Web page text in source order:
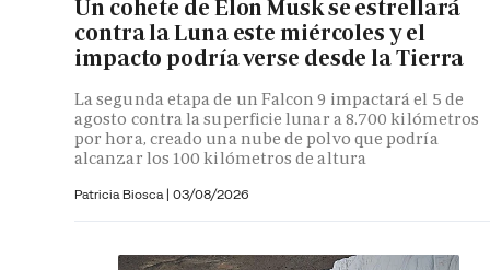
Un cohete de Elon Musk se estrellará
contra la Luna este miércoles y el
impacto podría verse desde la Tierra
La segunda etapa de un Falcon 9 impactará el 5 de
agosto contra la superficie lunar a 8.700 kilómetros
por hora, creado una nube de polvo que podría
alcanzar los 100 kilómetros de altura
Patricia Biosca | 03/08/2026